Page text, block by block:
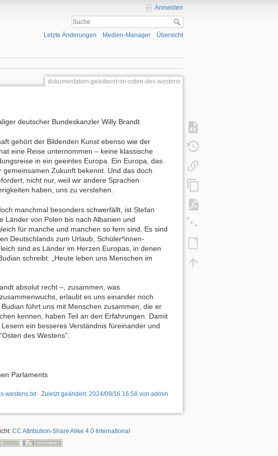
Anmelden
Letzte Änderungen Medien-Manager Übersicht
dokumentation:geleitwort-im-osten-des-westens
deutscher Bundeskanzler Willy Brandt
gehört der Bildenden Kunst ebenso wie der
eine Reise unternommen – keine klassische
in ein geeintes Europa. Ein Europa, das
Zukunft bekennt. Und das doch
nicht nur, weil wir andere Sprachen
haben, uns zu verstehen.
manchmal besonders schwerfällt, ist Stefan
Länder von Polen bis nach Albanien und
für manche und manchen so fern sind. Es sind
Deutschlands zum Urlaub, Schüler*innen-
sind es Länder im Herzen Europas, in denen
schreibt: „Heute leben uns Menschen im
absolut recht –, zusammen, was
erlaubt es uns einander noch
führt uns mit Menschen zusammen, die er
kennen, haben Teil an den Erfahrungen. Damit
ein besseres Verständnis füreinander und
des Westens”.
Parlaments
westens.txt· Zuletzt geändert: 2024/09/16 16:58 von admin
CC Attribution-Share Alike 4.0 International